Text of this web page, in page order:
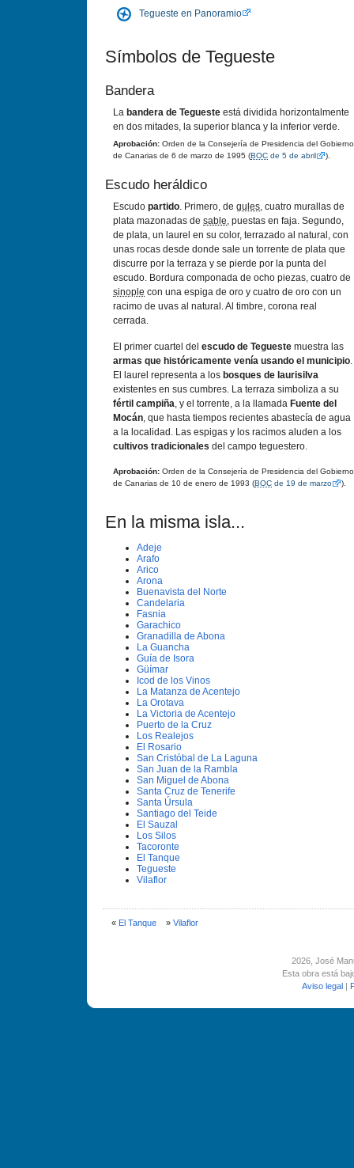
Tegueste en Panoramio
Símbolos de Tegueste
Bandera
La bandera de Tegueste está dividida horizontalmente
en dos mitades, la superior blanca y la inferior verde.
Aprobación: Orden de la Consejería de Presidencia del Gobierno
de Canarias de 6 de marzo de 1995 (BOC de 5 de abril ).
Escudo heráldico
Escudo partido. Primero, de gules, cuatro murallas de
plata mazonadas de sable, puestas en faja. Segundo,
de plata, un laurel en su color, terrazado al natural, con
unas rocas desde donde sale un torrente de plata que
discurre por la terraza y se pierde por la punta del
escudo. Bordura componada de ocho piezas, cuatro de
sinople con una espiga de oro y cuatro de oro con un
racimo de uvas al natural. Al timbre, corona real
cerrada.
El primer cuartel del escudo de Tegueste muestra las
armas que históricamente venía usando el municipio.
El laurel representa a los bosques de laurisilva
existentes en sus cumbres. La terraza simboliza a su
fértil campiña, y el torrente, a la llamada Fuente del
Mocán, que hasta tiempos recientes abastecía de agua
a la localidad. Las espigas y los racimos aluden a los
cultivos tradicionales del campo teguestero.
Aprobación: Orden de la Consejería de Presidencia del Gobierno
de Canarias de 10 de enero de 1993 (BOC de 19 de marzo ).
En la misma isla...
Adeje
Arafo
Arico
Arona
Buenavista del Norte
Candelaria
Fasnia
Garachico
Granadilla de Abona
La Guancha
Guí­a de Isora
Güí­mar
Icod de los Vinos
La Matanza de Acentejo
La Orotava
La Victoria de Acentejo
Puerto de la Cruz
Los Realejos
El Rosario
San Cristóbal de La Laguna
San Juan de la Rambla
San Miguel de Abona
Santa Cruz de Tenerife
Santa Úrsula
Santiago del Teide
El Sauzal
Los Silos
Tacoronte
El Tanque
Tegueste
Vilaflor
« El Tanque» Vilaflor
2026, José
Esta obra está
Aviso legal |